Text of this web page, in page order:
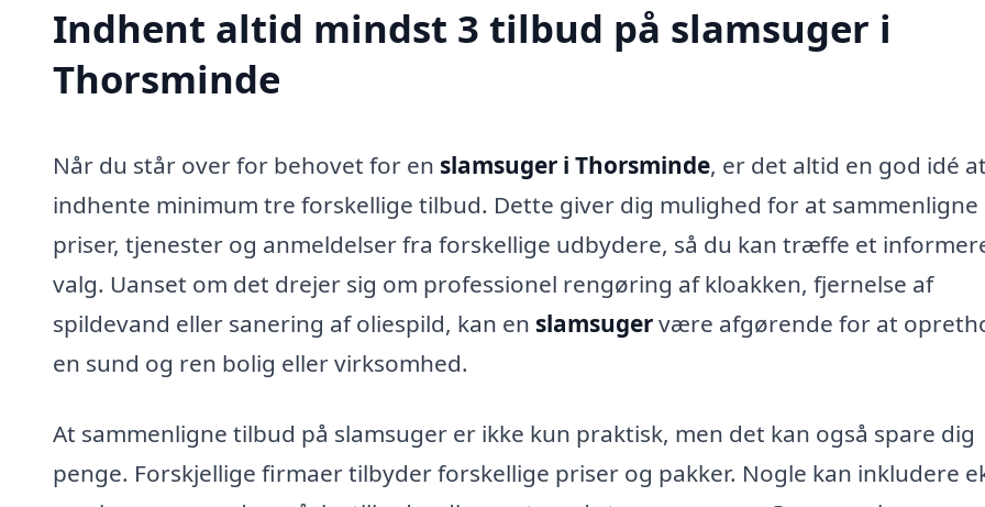
Indhent altid mindst 3 tilbud på slamsuger i
Thorsminde
Når du står over for behovet for en slamsuger i Thorsminde, er det altid en god idé
indhente minimum tre forskellige tilbud. Dette giver dig mulighed for at sammenligne
priser, tjenester og anmeldelser fra forskellige udbydere, så du kan træffe et
valg. Uanset om det drejer sig om professionel rengøring af kloakken, fjernelse af
spildevand eller sanering af oliespild, kan en slamsugervære afgørende for at
en sund og ren bolig eller virksomhed.
At sammenligne tilbud på slamsuger er ikke kun praktisk, men det kan også spare dig
penge. Forskjellige firmaer tilbyder forskellige priser og pakker. Nogle kan inkludere